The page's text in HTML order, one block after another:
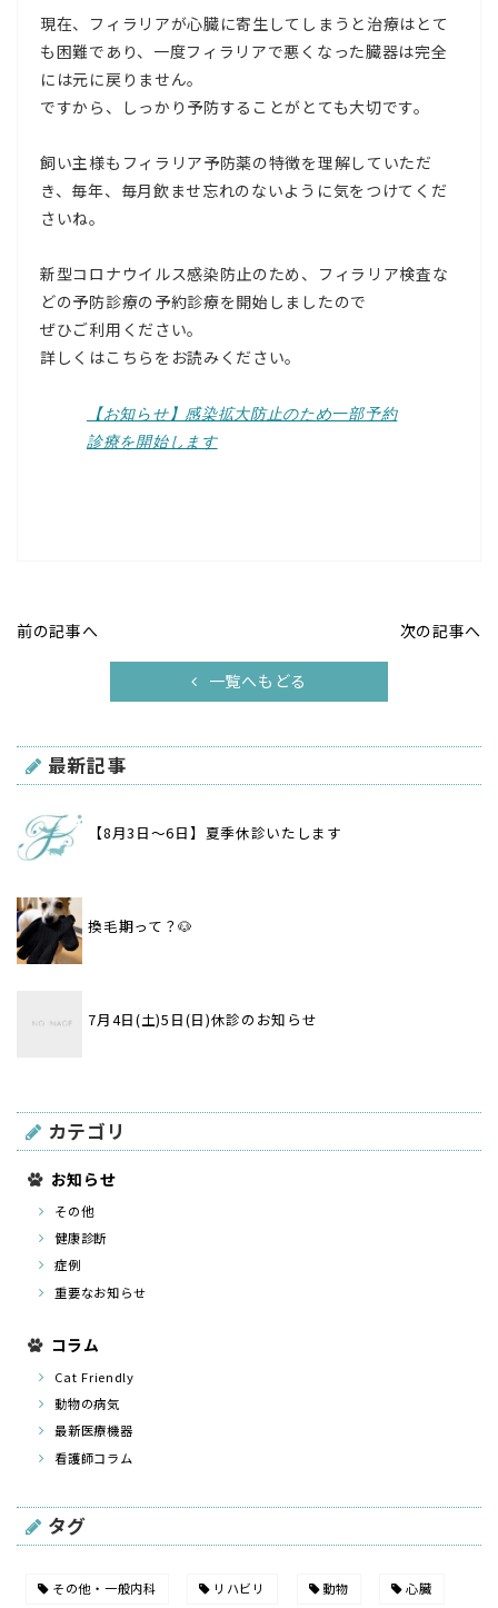
現在、フィラリアが心臓に寄生してしまうと治療はとて
も困難であり、一度フィラリアで悪くなった臓器は完全
には元に戻りません。
ですから、しっかり予防することがとても大切です。
飼い主様もフィラリア予防薬の特徴を理解していただ
き、毎年、毎月飲ませ忘れのないように気をつけてくだ
さいね。
新型コロナウイルス感染防止のため、フィラリア検査な
どの予防診療の予約診療を開始しましたので
ぜひご利用ください。
詳しくはこちらをお読みください。
【お知らせ】感染拡大防止のため一部予約
診療を開始します
前の記事へ 次の記事へ
一覧へもどる
最新記事
【8月3日〜6日】夏季休診いたします
換毛期って？🐶
7月4日(土)5日(日)休診のお知らせ
カテゴリ
お知らせ
その他
健康診断
症例
重要なお知らせ
コラム
Cat Friendly
動物の病気
最新医療機器
看護師コラム
タグ
その他・一般内科 リハビリ 動物 心臓